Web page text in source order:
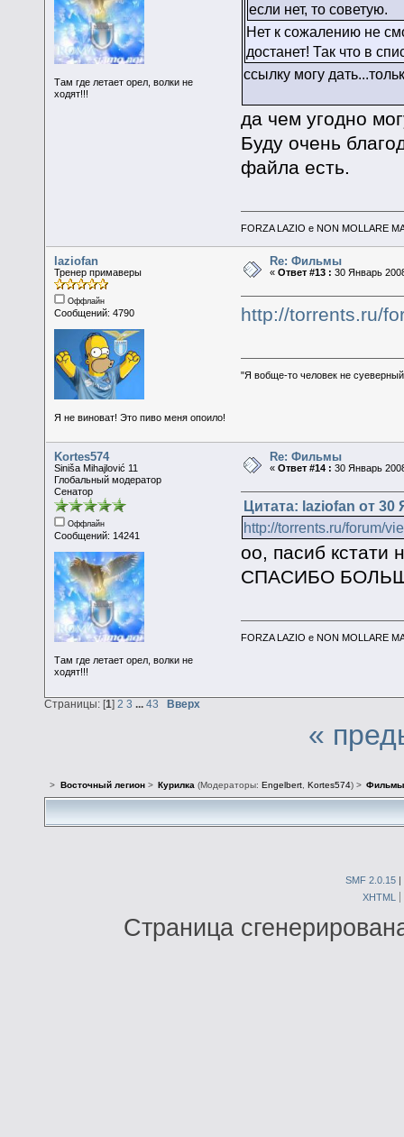
Там где летает орел, волки не
ходят!!!
если нет, то советую.
Нет к сожалению не
достанет! Так что в
ссылку могу
да чем угодно
Буду очень
файла есть.
FORZA LAZIO e NON MOLLARE
laziofan
Тренер примаверы
Оффлайн
Сообщений: 4790
Я не виноват! Это пиво меня опоило!
Re: Фильмы
«Ответ #13 : 30 Январь
http://torrents.ru/
"Я вобще-то человек не
Kortes574
Siniša Mihajlović 11
Глобальный модератор
Сенатор
Оффлайн
Сообщений: 14241
Там где летает орел, волки не
ходят!!!
Re: Фильмы
«Ответ #14 : 30 Январь
Цитата: laziofan от 30
http://torrents.ru/forum/
оо, пасиб кстати
СПАСИБО
FORZA LAZIO e NON MOLLARE
Страницы: [1] 2 3 43 Вверх
«
> Восточный легион> Курилка(Модераторы: Engelbert, Kortes574) > Фильмы
SMF 2.0.15 |
XHTML
Страница